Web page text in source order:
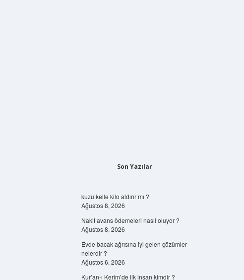
Son Yazılar
kuzu kelle kilo aldırır mı ?
Ağustos 8, 2026
Nakit avans ödemeleri nasıl oluyor ?
Ağustos 8, 2026
Evde bacak ağrısına iyi gelen çözümler
nelerdir ?
Ağustos 6, 2026
Kur’an-ı Kerim’de ilk insan kimdir ?